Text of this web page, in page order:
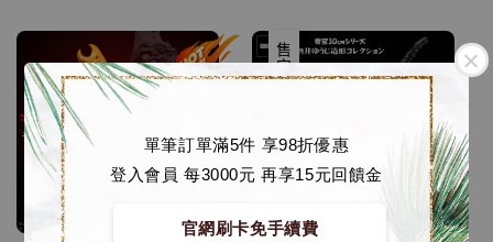
單筆訂單滿5件 享98折優惠
登入會員 每3000元 再享15元回饋金
官網刷卡免手續費
售完